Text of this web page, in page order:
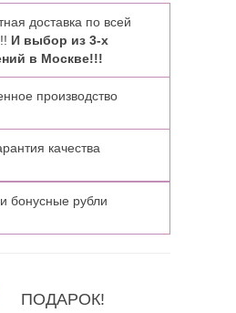
доставка по всей
И выбор из 3-х
в Москве!!!
производство
качества
бонусные рубли
ПОДАРОК!